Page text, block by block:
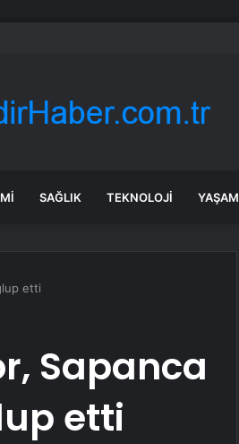
Tüketici Hisseleri
SAĞLIK TEKNOLOJI YAŞAM
etti
Sapanca
etti